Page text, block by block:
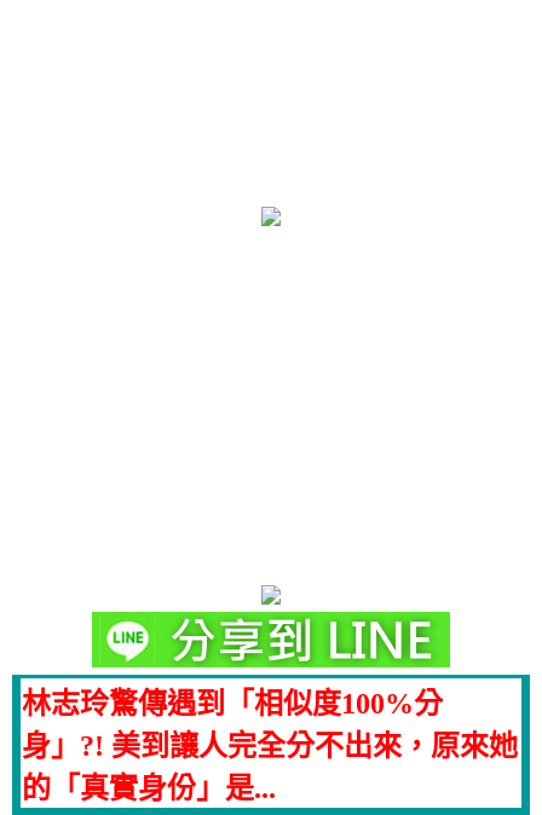
林志玲驚傳遇到「相似度100%分
身」?! 美到讓人完全分不出來，原來她
的「真實身份」是...